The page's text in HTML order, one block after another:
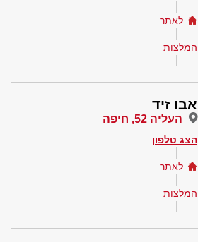
לאתר
המלצות
אבו זיד
העליה 52, חיפה
הצג טלפון
לאתר
המלצות